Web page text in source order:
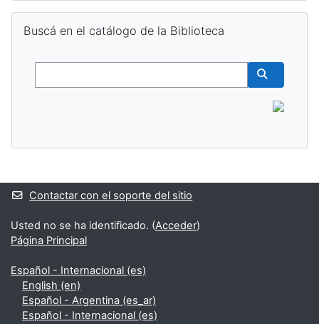
Buscá en el catálogo de la Biblioteca
Buscar
Bloques suplementarios
Contactar con el soporte del sitio
Usted no se ha identificado. (Acceder)
Página Principal
Español - Internacional ‎(es)‎
English ‎(en)‎
Español - Argentina ‎(es_ar)‎
Español - Internacional ‎(es)‎